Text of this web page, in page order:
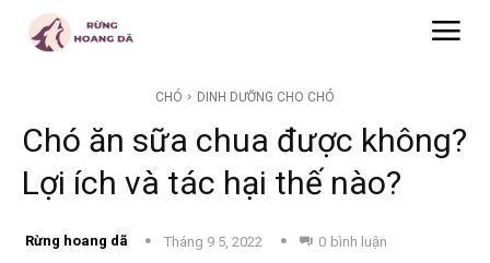
CHÓ DINH DƯỠNG CHO CHÓ
Chó ăn sữa chua được không?
Lợi ích và tác hại thế nào?
Rừng hoang dã Tháng 9 5, 2022 0 bình luận